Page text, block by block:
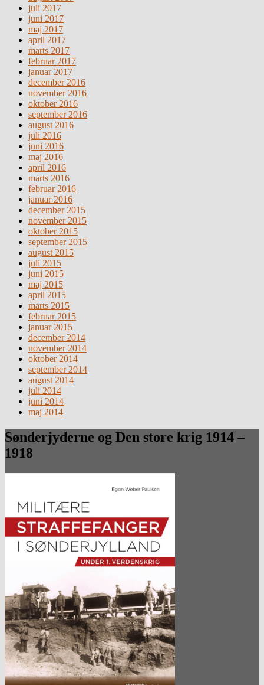
juli 2017
juni 2017
maj 2017
april 2017
marts 2017
februar 2017
januar 2017
december 2016
november 2016
oktober 2016
september 2016
august 2016
juli 2016
juni 2016
maj 2016
april 2016
marts 2016
februar 2016
januar 2016
december 2015
november 2015
oktober 2015
september 2015
august 2015
juli 2015
juni 2015
maj 2015
april 2015
marts 2015
februar 2015
januar 2015
december 2014
november 2014
oktober 2014
september 2014
august 2014
juli 2014
juni 2014
maj 2014
Sønderjyderne og Den store krig 1914 –
1918